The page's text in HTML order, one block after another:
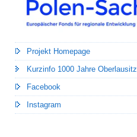
Projekt Homepage
Kurzinfo 1000 Jahre Oberlausitz
Facebook
Instagram